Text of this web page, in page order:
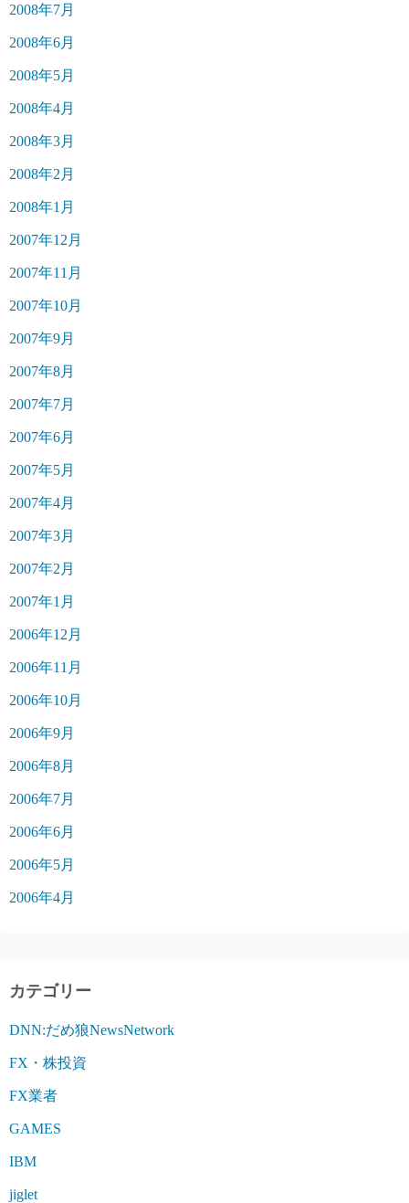
2008年7月
2008年6月
2008年5月
2008年4月
2008年3月
2008年2月
2008年1月
2007年12月
2007年11月
2007年10月
2007年9月
2007年8月
2007年7月
2007年6月
2007年5月
2007年4月
2007年3月
2007年2月
2007年1月
2006年12月
2006年11月
2006年10月
2006年9月
2006年8月
2006年7月
2006年6月
2006年5月
2006年4月
カテゴリー
DNN:だめ狼NewsNetwork
FX・株投資
FX業者
GAMES
IBM
jiglet